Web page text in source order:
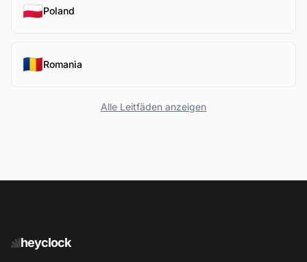
🇵🇱Poland
🇷🇴Romania
Alle Leitfäden anzeigen
heyclock